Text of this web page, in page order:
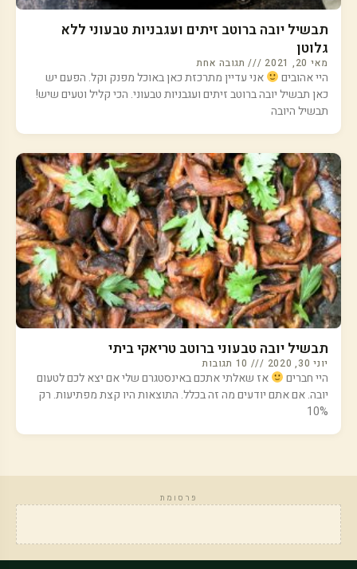
תבשיל יובה ברוטב זיתים ועגבניות טבעוני ללא
גלוטן
מאי 20, 2021 תגובה אחת
היי אהובים
אני עדיין מתרכזת כאן באוכל מפנק וקל. הפעם יש
כאן תבשיל יובה ברוטב זיתים ועגבניות טבעוני. הכי קליל וטעים שיש!
תבשיל היובה
תבשיל יובה טבעוני ברוטב טריאקי ביתי
יוני 30, 2020
היי חברים
אז שאלתי אתכם באינסטגרם שלי אם יצא לכם לטעום
יובה. אם אתם יודעים מה זה בכלל. התוצאות היו קצת מפתיעות. רק
10%
פרסומת